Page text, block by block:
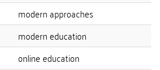
modern approaches
modern education
online education